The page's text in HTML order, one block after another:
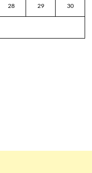
28 29 30